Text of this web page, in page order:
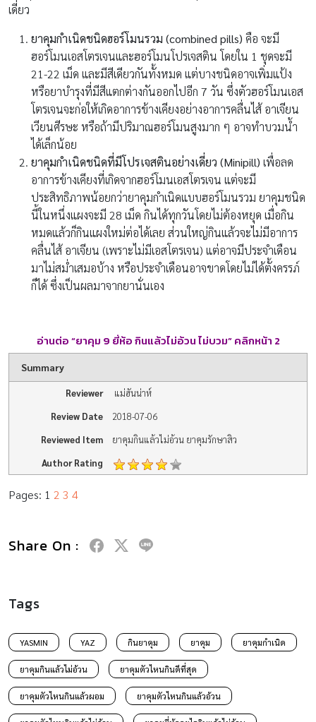
เดี่ยว
ยาคุมกำเนิดชนิดฮอร์โมนรวม (combined pills) คือ จะมี
ฮอร์โมนเอสโตรเจนและฮอร์โมนโปรเจสติน โดยใน 1 ชุดจะมี
21-22 เม็ด และมีสีเดียวกันทั้งหมด แต่บางชนิดอาจเพิ่มแป้ง
หรือยาบำรุงที่มีสีแตกต่างกันออกไปอีก 7 วัน ซึ่งตัวฮอร์โมนเอส
โตรเจนจะก่อให้เกิดอาการข้างเคียงอย่างอาการคลื่นไส้ อาเจียน
เวียนศีรษะ หรือถ้ามีปริมาณฮอร์โมนสูงมาก ๆ อาจทำบวมน้ำ
ได้เล็กน้อย
ยาคุมกำเนิดชนิดที่มีโปรเจสตินอย่างเดี่ยว (Minipill) เพื่อลด
อาการข้างเคียงที่เกิดจากฮอร์โมนเอสโตรเจน แต่จะมี
ประสิทธิภาพน้อยกว่ายาคุมกำเนิดแบบฮอร์โมนรวม ยาคุมชนิด
นี้ในหนึ่งแผงจะมี 28 เม็ด กินได้ทุกวันโดยไม่ต้องหยุด เมื่อกิน
หมดแล้วก็กินแผงใหม่ต่อได้เลย ส่วนใหญ่กินแล้วจะไม่มีอาการ
คลื่นไส้ อาเจียน (เพราะไม่มีเอสโตรเจน) แต่อาจมีประจำเดือน
มาไม่สม่ำเสมอบ้าง หรือประจำเดือนอาจขาดโดยไม่ได้ตั้งครรภ์
ก็ได้ ซึ่งเป็นผลมาจากยานั่นเอง
อ่านต่อ “ยาคุม 9 ยี่ห้อ กินแล้วไม่อ้วน ไม่บวม” คลิกหน้า 2
Summary
Reviewer
แม่ฮันน่าห์
Review Date
2018-07-06
Reviewed Item
ยาคุมกินแล้วไม่อ้วน ยาคุมรักษาสิว
Author Rating
Pages: 1 2 3 4
Share On :
Tags
YASMIN YAZ กินยาคุม ยาคุม ยาคุมกำเนิด
ยาคุมกินแล้วไม่อ้วน ยาคุมตัวไหนกินดีที่สุด
ยาคุมตัวไหนกินแล้วผอม ยาคุมตัวไหนกินแล้วอ้วน